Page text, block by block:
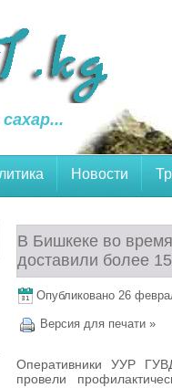
Новости
В Бишкеке во
доставили более
Опубликовано 26
Версия для печати »
Оперативники УУР
провели